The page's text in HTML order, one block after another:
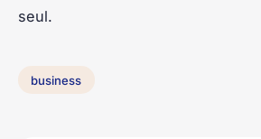
seul.
business